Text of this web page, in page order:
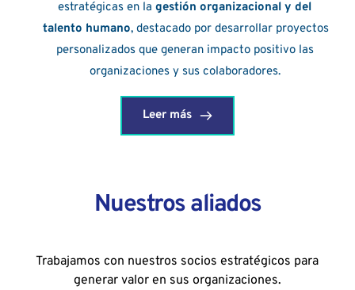
estratégicas en la gestión organizacional y del
talento humano, destacado por desarrollar proyectos
personalizados que generan impacto positivo las
organizaciones y sus colaboradores.
Leer más
Nuestros aliados
Trabajamos con nuestros socios estratégicos para
generar valor en sus organizaciones.